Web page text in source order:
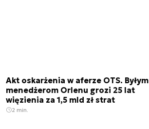
Akt oskarżenia w aferze OTS. Byłym
menedżerom Orlenu grozi 25 lat
więzienia za 1,5 mld zł strat
2 min.